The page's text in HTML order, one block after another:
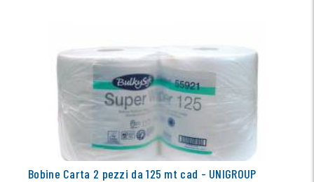
Bobine Carta 2 pezzi da 125 mt cad - UNIGROUP